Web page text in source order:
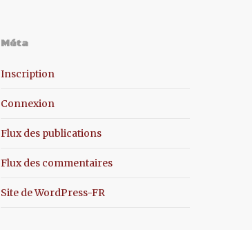
Méta
Inscription
Connexion
Flux des publications
Flux des commentaires
Site de WordPress-FR